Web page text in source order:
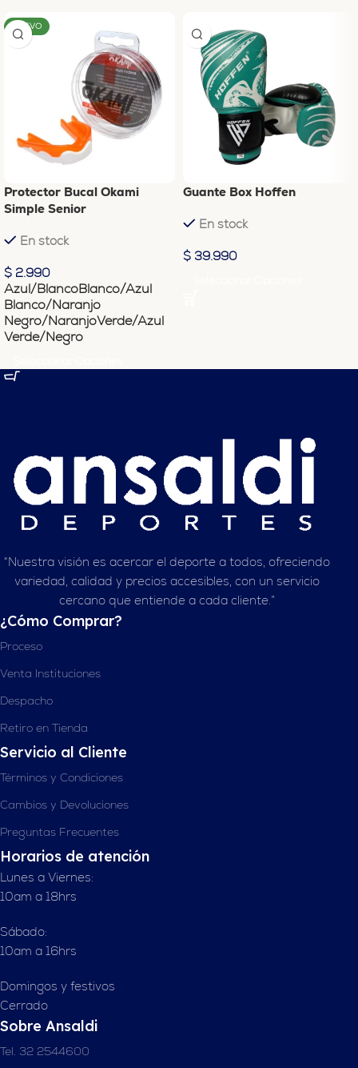
NUEVO
Protector Bucal Okami
Simple Senior
En stock
$ 2.990
Azul/BlancoBlanco/Azul
Blanco/Naranjo
Negro/NaranjoVerde/Azul
Verde/Negro
Guante Box Hoffen
En stock
$ 39.990
“Nuestra visión es acercar el deporte a todos, ofreciendo
variedad, calidad y precios accesibles, con un servicio
cercano que entiende a cada cliente.”
¿Cómo Comprar?
Proceso
Venta Instituciones
Despacho
Retiro en Tienda
Servicio al Cliente
Términos y Condiciones
Cambios y Devoluciones
Preguntas Frecuentes
Horarios de atención
Lunes a Viernes:
10am a 18hrs
Sábado:
10am a 16hrs
Domingos y festivos
Cerrado
Sobre Ansaldi
Tel. 32 2544600